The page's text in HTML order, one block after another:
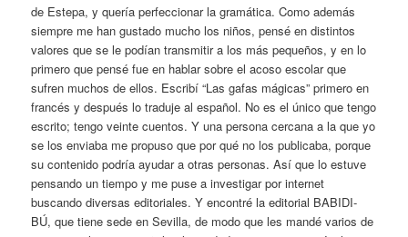
de Estepa, y quería perfeccionar la gramática. Como además
siempre me han gustado mucho los niños, pensé en distintos
valores que se le podían transmitir a los más pequeños, y en lo
primero que pensé fue en hablar sobre el acoso escolar que
sufren muchos de ellos. Escribí “Las gafas mágicas” primero en
francés y después lo traduje al español. No es el único que tengo
escrito; tengo veinte cuentos. Y una persona cercana a la que yo
se los enviaba me propuso que por qué no los publicaba, porque
su contenido podría ayudar a otras personas. Así que lo estuve
pensando un tiempo y me puse a investigar por internet
buscando diversas editoriales. Y encontré la editorial BABIDI-
BÚ, que tiene sede en Sevilla, de modo que les mandé varios de